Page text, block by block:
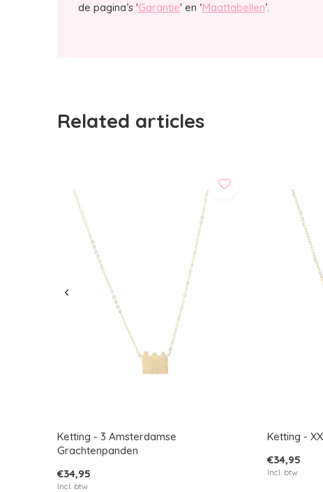
de pagina’s 'Garantie' en ‘Maattabellen’.
Related articles
Ketting - 3 Amsterdamse
Grachtenpanden
€34,95
Incl. btw
Ketting -
€34,95
Incl. btw